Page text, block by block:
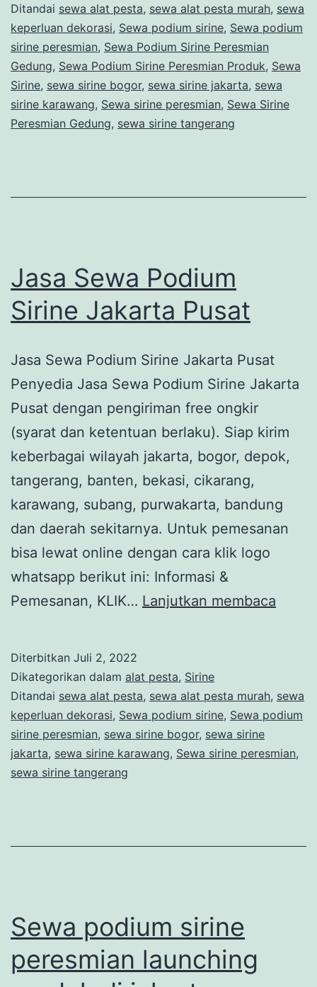
dan
Ditandai sewa alat pesta, sewa alat pesta murah, sewa
keperluan dekorasi, Sewa podium sirine, Sewa podium
sirine peresmian, Sewa Podium Sirine Peresmian
Gedung, Sewa Podium Sirine Peresmian Produk, Sewa
Sirine, sewa sirine bogor, sewa sirine jakarta, sewa
sirine karawang, Sewa sirine peresmian, Sewa Sirine
Peresmian Gedung, sewa sirine tangerang
Jasa Sewa Podium
Sirine Jakarta Pusat
Jasa Sewa Podium Sirine Jakarta Pusat
Penyedia Jasa Sewa Podium Sirine Jakarta
Pusat dengan pengiriman free ongkir
(syarat dan ketentuan berlaku). Siap kirim
keberbagai wilayah jakarta, bogor, depok,
tangerang, banten, bekasi, cikarang,
karawang, subang, purwakarta, bandung
dan daerah sekitarnya. Untuk pemesanan
bisa lewat online dengan cara klik logo
whatsapp berikut ini: Informasi &
Pemesanan, KLIK… Lanjutkan membaca
Pusat
Diterbitkan Juli 2, 2022
Dikategorikan dalam alat pesta, Sirine
Ditandai sewa alat pesta, sewa alat pesta murah, sewa
keperluan dekorasi, Sewa podium sirine, Sewa podium
sirine peresmian, sewa sirine bogor, sewa sirine
jakarta, sewa sirine karawang, Sewa sirine peresmian,
sewa sirine tangerang
Sewa podium sirine
peresmian launching